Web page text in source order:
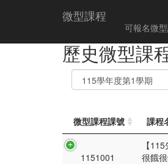
微型課程
可報名微
歷史微型課
微型課程課號
課程
1151001
【
很餓